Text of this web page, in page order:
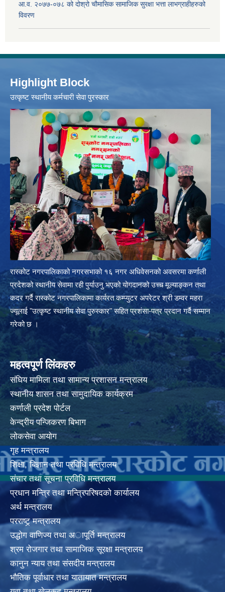
आ.व. २०७७-०७८ को दोश्रो चौमासिक सामाजिक सुरक्षा भत्ता लाभग्राहीहरुको
विवरण
Highlight Block
उत्‍कृष्ट स्थानीय कर्मचारी सेवा पुरस्कार
रास्कोट नगरपालिकाको नगरसभाको १६ नगर अधिवेसनको अवसरमा कर्णाली
प्रदेशको स्थानीय सेवामा रही पुर्याउनु भएको योगदानको उच्च मूल्याङ्कन तथा
कदर गर्दै रास्कोट नगरपालिकामा कार्यरत कम्प्युटर अपरेटर श्री डम्वर महरा
ज्यूलाई "उत्कृष्ट स्थानीय सेवा पुरुस्कार" सहित प्रशंसा-पत्र प्रदान गर्दै सम्मान
गरेको छ ।
महत्वपूर्ण लिंकहरु
संघिय मामिला तथा सामान्य प्रशासन मन्त्रालय
स्थानीय शासन तथा सामुदायिक कार्यक्रम
कर्णाली प्रदेश पोर्टल
केन्द्रीय पन्जिकरण बिभाग
लोकसेवा आयोग
गृह मन्त्रालय
शिक्षा, बिज्ञान तथा प्रविधि मन्त्रालय
संचार तथा सूचना प्रविधि मन्त्रालय
प्रधान मन्त्रि तथा मन्त्रिपरिषदको कार्यालय
अर्थ मन्त्रालय
परराष्ट्र् मन्त्रालय
उद्धोग वाणिज्य तथा अापूर्ति मन्त्रालय
श्रम रोजगार तथा सामाजिक सूरक्षा मन्त्रालय
कानुन न्याय तथा संसदीय मन्त्रालय
भाैतिक पूर्वाधार तथा यातायात मन्त्रालय